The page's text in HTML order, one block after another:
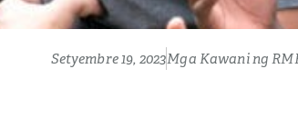
Setyembre 19, 2023Mga Kawani ng